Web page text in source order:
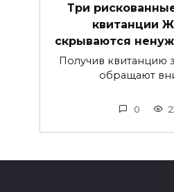
Три
квитанции
скрываются
Получив квитанцию
обращают
0